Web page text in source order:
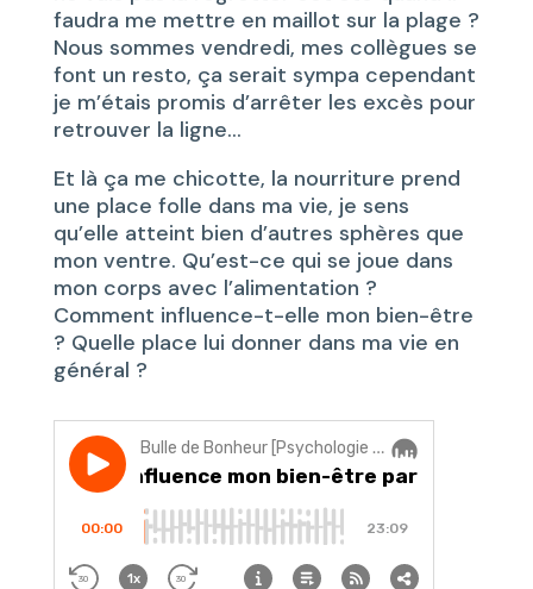
faudra me mettre en maillot sur la plage ?
Nous sommes vendredi, mes collègues se
font un resto, ça serait sympa cependant
je m’étais promis d’arrêter les excès pour
retrouver la ligne…
Et là ça me chicotte, la nourriture prend
une place folle dans ma vie, je sens
qu’elle atteint bien d’autres sphères que
mon ventre. Qu’est-ce qui se joue dans
mon corps avec l’alimentation ?
Comment influence-t-elle mon bien-être
? Quelle place lui donner dans ma vie en
général ?